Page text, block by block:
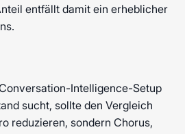
entfällt damit ein erheblicher
Intelligence-Setup
sucht, sollte den Vergleich
reduzieren, sondern Chorus,